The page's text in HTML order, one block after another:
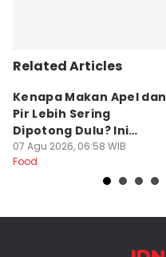
Related Articles
Kenapa Makan Apel dan
Pir Lebih Sering
Dipotong Dulu? Ini
Alasannya
07 Agu 2026, 06:58 WIB
Food